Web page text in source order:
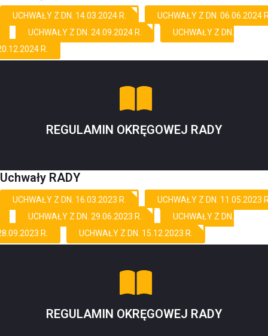
UCHWAŁY Z DN. 14.03.2024 R.
UCHWAŁY Z DN. 06.06.2024
UCHWAŁY Z DN. 24.09.2024 R.
UCHWAŁY Z DN.
R.
REGULAMIN OKRĘGOWEJ RADY
Uchwały RADY
UCHWAŁY Z DN. 16.03.2023 R.
UCHWAŁY Z DN. 11.05.2023
UCHWAŁY Z DN. 29.06.2023 R.
UCHWAŁY Z DN.
R.
UCHWAŁY Z DN. 15.12.2023 R.
REGULAMIN OKRĘGOWEJ RADY